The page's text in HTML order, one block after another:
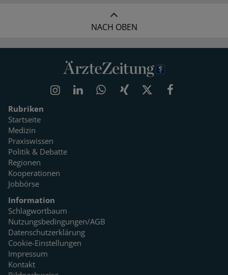
NACH OBEN
Rubriken
Startseite
Medizin
Praxiswissen
Politik & Debatte
Regionen
Kooperationen
Jobbörse
Information
Schlagwortbaum
Nutzungsbedingungen/AGB
Datenschutzerklärung
Cookie-Einstellungen
Impressum
Kontakt